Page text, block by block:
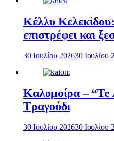
Κέλλυ
επιστρέφει και
30 Ιουλίου 202630 Ιουλίου
Καλομοίρα – “Te
Τραγούδι
30 Ιουλίου 202630 Ιουλίου